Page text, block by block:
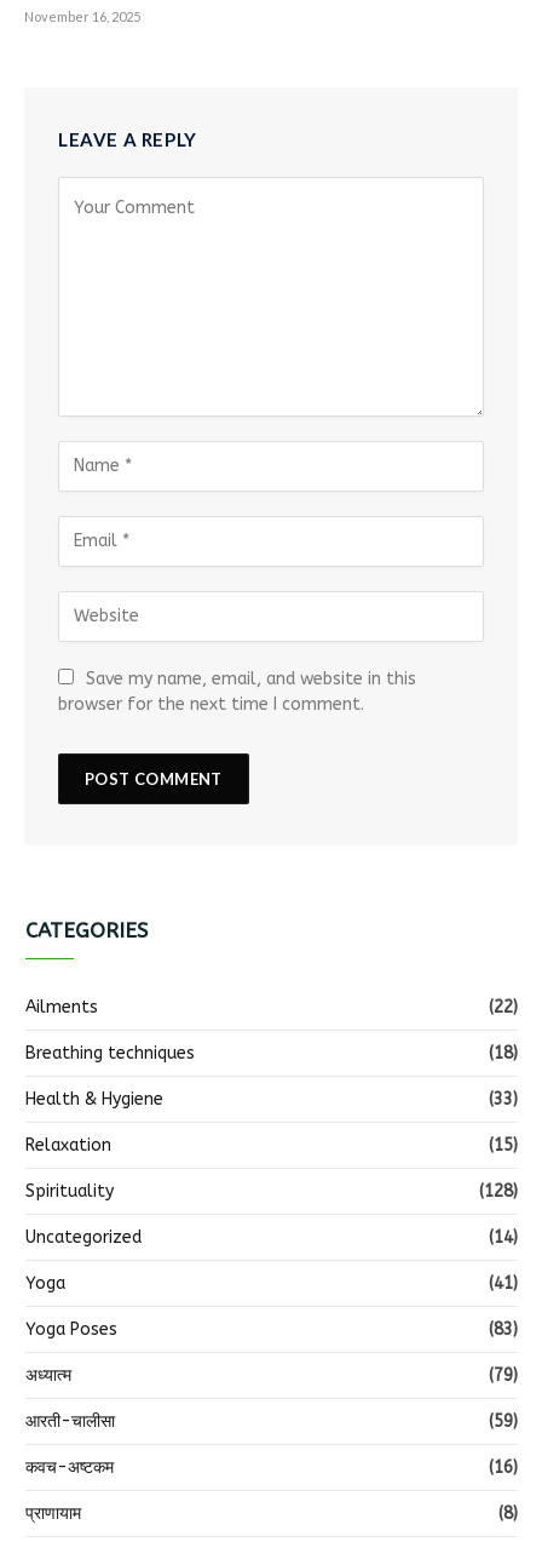
November 16, 2025
LEAVE A REPLY
Save my name, email, and website in this
browser for the next time I comment.
CATEGORIES
Ailments (22)
Breathing techniques (18)
Health & Hygiene (33)
Relaxation (15)
Spirituality (128)
Uncategorized (14)
Yoga (41)
Yoga Poses (83)
अध्यात्म (79)
आरती-चालीसा (59)
कवच-अष्टकम (16)
प्राणायाम (8)